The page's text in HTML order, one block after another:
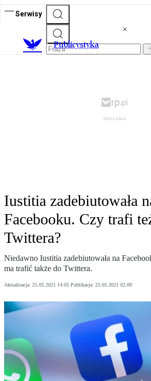
Serwisy
Publicystyka
Iustitia zadebiutowała
Facebooku. Czy trafi
Twittera?
Niedawno Iustitia zadebiutowała na
ma trafić także do Twittera.
Aktualizacja: 25.05.2021 14:05 Publikacja: 25.05.2021 02:00